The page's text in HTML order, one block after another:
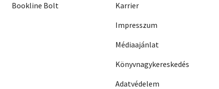
Bookline Bolt
Karrier
Impresszum
Médiaajánlat
Könyvnagykereskedés
Adatvédelem